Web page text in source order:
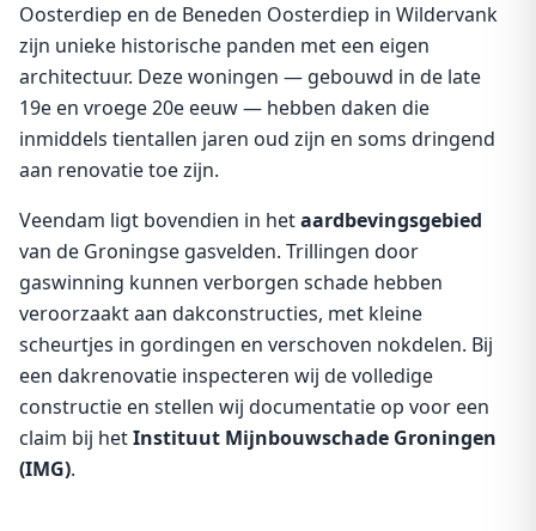
Oosterdiep en de Beneden Oosterdiep in Wildervank
zijn unieke historische panden met een eigen
architectuur. Deze woningen — gebouwd in de late
19e en vroege 20e eeuw — hebben daken die
inmiddels tientallen jaren oud zijn en soms dringend
aan renovatie toe zijn.
Veendam ligt bovendien in hetaardbevingsgebied
van de Groningse gasvelden. Trillingen door
gaswinning kunnen verborgen schade hebben
veroorzaakt aan dakconstructies, met kleine
scheurtjes in gordingen en verschoven nokdelen. Bij
een dakrenovatie inspecteren wij de volledige
constructie en stellen wij documentatie op voor een
claim bij hetInstituut Mijnbouwschade Groningen
(IMG).